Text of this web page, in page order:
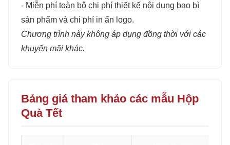
- Miễn phí toàn bộ chi phí thiết kế nội dung bao bì
sản phẩm và chi phí in ấn logo.
Chương trình này không áp dụng đồng thời với các
khuyến mãi khác.
Bảng giá tham khảo các mẫu Hộp
Quà Tết